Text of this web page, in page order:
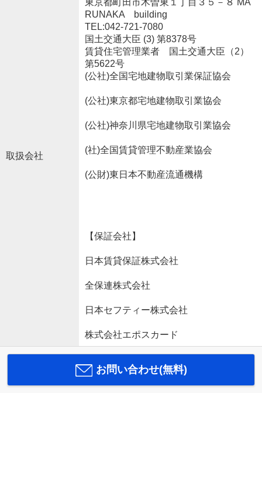
取扱会社
東京都町田市木曽東１丁目３５－８ MA
RUNAKA building
TEL:042-721-7080
国土交通大臣 (3) 第8378号
賃貸住宅管理業者 国土交通大臣（2）
第5622号
(公社)全国宅地建物取引業保証協会
(公社)東京都宅地建物取引業協会
(公社)神奈川県宅地建物取引業協会
(社)全国賃貸管理不動産業協会
(公財)東日本不動産流通機構
【保証会社】
日本賃貸保証株式会社
全保連株式会社
日本セフティー株式会社
株式会社エポスカード
お問い合わせ(無料)